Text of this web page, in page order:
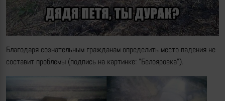
Благодаря сознательным гражданам определить место падения не
составит проблемы (подпись на картинке: "Белояровка").